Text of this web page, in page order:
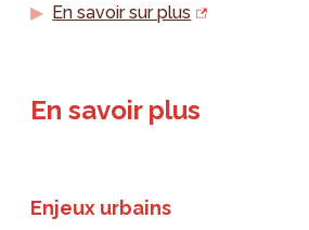
En savoir sur plus
En savoir plus
Enjeux urbains